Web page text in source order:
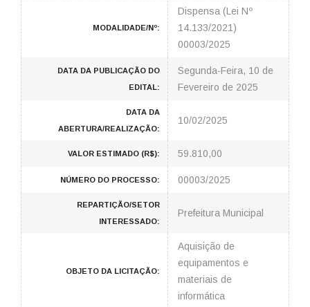
MODALIDADE/Nº:
Dispensa (Lei Nº
14.133/2021)
00003/2025
DATA DA PUBLICAÇÃO DO
EDITAL:
Segunda-Feira, 10 de
Fevereiro de 2025
DATA DA
ABERTURA/REALIZAÇÃO:
10/02/2025
VALOR ESTIMADO (R$): 59.810,00
NÚMERO DO PROCESSO: 00003/2025
REPARTIÇÃO/SETOR
INTERESSADO:
Prefeitura Municipal
OBJETO DA LICITAÇÃO:
Aquisição de
equipamentos e
materiais de
informática